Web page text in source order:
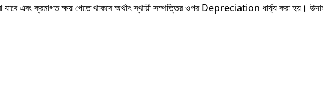
যাবে এবং ক্রমাগত ক্ষয় পেতে থাকবে অর্থাৎ স্থায়ী সম্পত্তির ওপর Depreciation ধার্য্য করা হয়।